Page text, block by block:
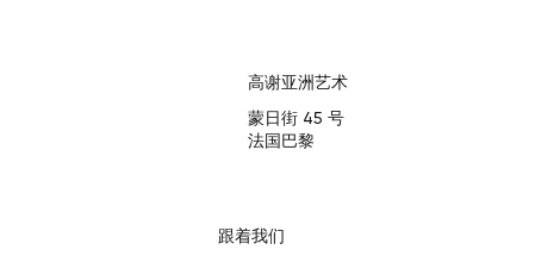
高谢亚洲艺术
蒙日街 45 号
法国巴黎
跟着我们